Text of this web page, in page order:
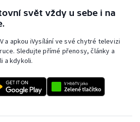
svět vždy u sebe i na
a apkou iVysílání ve své chytré televizi
Sledujte přímé přenosy, články a
a kdykoli.